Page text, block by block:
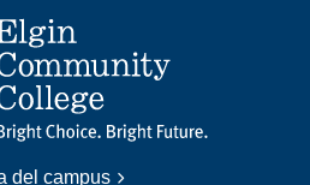
del campus